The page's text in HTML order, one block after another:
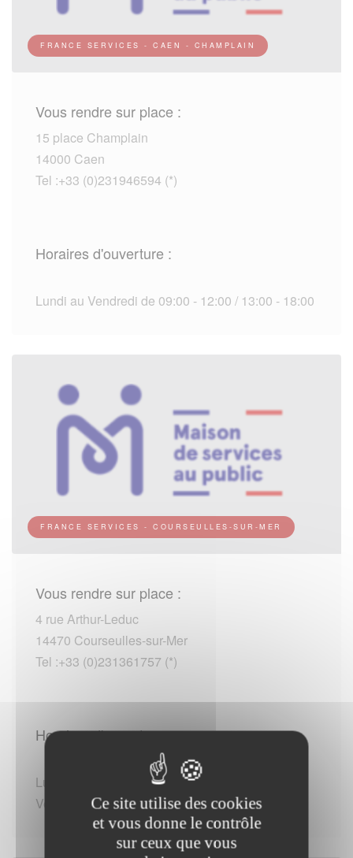
FRANCE SERVICES - CAEN - CHAMPLAIN
Vous rendre sur place :
15 place Champlain
14000 Caen
Tel :+33 (0)231946594 (*)
Horaires d'ouverture :
Lundi au Vendredi de 09:00 - 12:00 / 13:00 - 18:00
FRANCE SERVICES - COURSEULLES-SUR-MER
Vous rendre sur place :
4 rue Arthur-Leduc
14470 Courseulles-sur-Mer
Tel :+33 (0)231361757 (*)
Horaires d'ouverture :
Lundi au Jeudi de 09:00 - 12:30 / 14:00 - 17:00
Vendredi de 09:00 - 12:30 / 14:00 - 16:30
Ce site utilise des cookies
et vous donne le contrôle
sur ceux que vous